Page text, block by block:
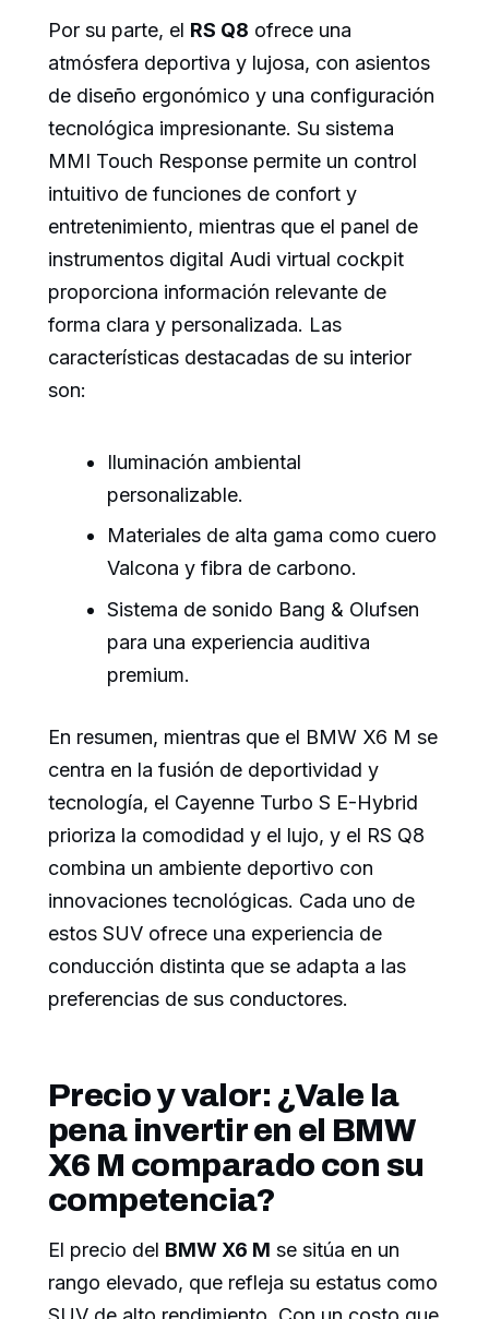
Por su parte, el RS Q8 ofrece una
atmósfera deportiva y lujosa, con asientos
de diseño ergonómico y una configuración
tecnológica impresionante. Su sistema
MMI Touch Response permite un control
intuitivo de funciones de confort y
entretenimiento, mientras que el panel de
instrumentos digital Audi virtual cockpit
proporciona información relevante de
forma clara y personalizada. Las
características destacadas de su interior
son:
Iluminación ambiental
personalizable.
Materiales de alta gama como cuero
Valcona y fibra de carbono.
Sistema de sonido Bang & Olufsen
para una experiencia auditiva
premium.
En resumen, mientras que el BMW X6 M se
centra en la fusión de deportividad y
tecnología, el Cayenne Turbo S E-Hybrid
prioriza la comodidad y el lujo, y el RS Q8
combina un ambiente deportivo con
innovaciones tecnológicas. Cada uno de
estos SUV ofrece una experiencia de
conducción distinta que se adapta a las
preferencias de sus conductores.
Precio y valor: ¿Vale la
pena invertir en el BMW
X6 M comparado con su
competencia?
El precio del BMW X6 M se sitúa en un
rango elevado, que refleja su estatus como